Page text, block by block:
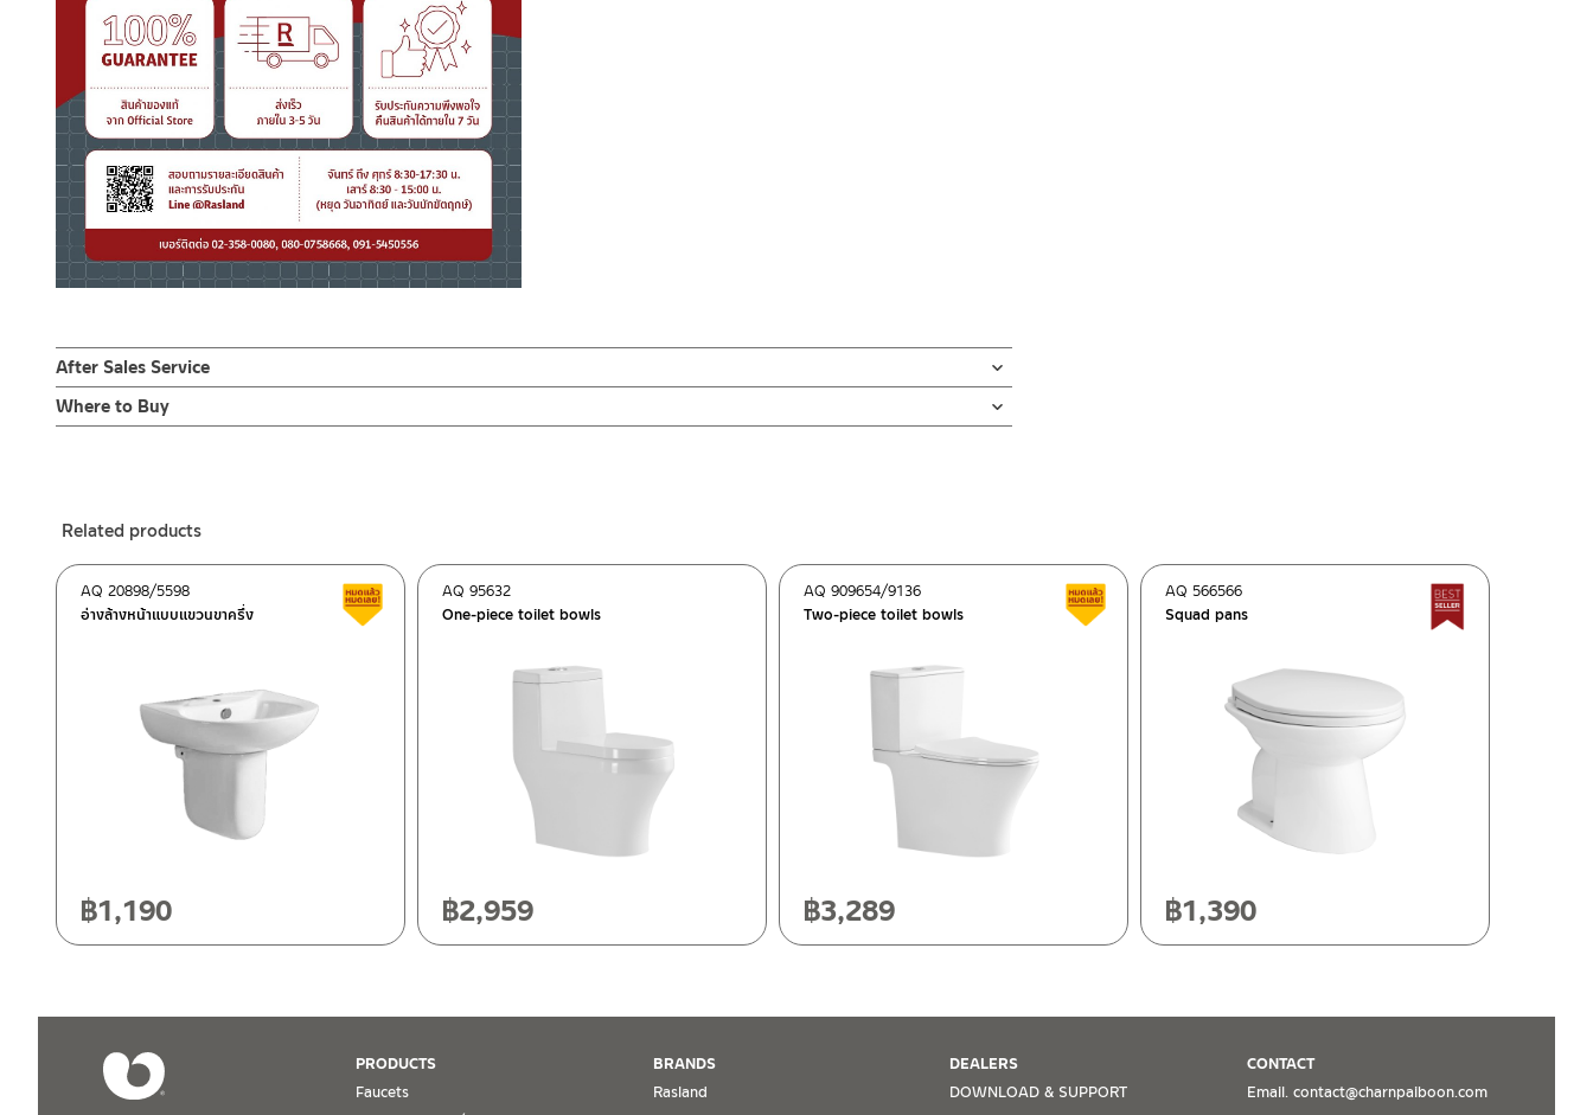
After Sales Service
Online Platform
– Email: contact@charnpaiboon.com
662/61-62 Rama 3 Road, Bangpongpang, Yannawa, Bangkok 10120
Tel: 02-358-0080 / 080-075-8668 / 091-545-0556
After Sales Service Center
Tel: 080-075-2626
Saturday 8:30-15:00 hrs.
Where to Buy
–Lazada
ติดต่อพนักงานขาย / Contact Sales Staff
Tel: 02-285-5795
ติดต่อ ชาญไพบูลย์ / Contact Us
Related products
อ่างล้างหน้าแบบแขวนขาครึ่ง
AQ 20898/5598 Clearance sale
฿1,190
One-piece toilet bowls
AQ 95632
฿2,959
Two-piece toilet bowls
AQ 909654/9136 Clearance sale
฿3,289
Squad pans
AQ 566566
฿1,390
PRODUCTS
Faucets
BRANDS
Rasland
DEALERS
DOWNLOAD & SUPPORT
CONTACT
Email. contact@charnpaiboon.com